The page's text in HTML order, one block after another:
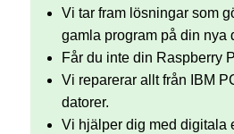
Vi tar fram lösningar som
gamla program på din nya
Får du inte din Raspberry
Vi reparerar allt från IBM
datorer.
Vi hjälper dig med digitala